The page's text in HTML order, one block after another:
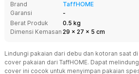
Brand
TaffHOME
Garansi
-
Berat Produk
0.5 kg
Dimensi Kemasan 29 x 27 x 5 cm
Lindungi pakaian dari debu dan kotoran saat
cover pakaian dari TaffHOME. Dapat
cover ini cocok untuk menyimpan pakaian